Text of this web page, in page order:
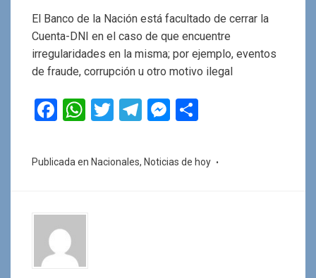
El Banco de la Nación está facultado de cerrar la
Cuenta-DNI en el caso de que encuentre
irregularidades en la misma; por ejemplo, eventos
de fraude, corrupción u otro motivo ilegal
F
ce
o
k
W
at
p
T
tt
T
e
M
se m
Publicada en Nacionales, Noticias de hoy